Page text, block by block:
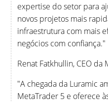
expertise do setor para
novos projetos mais
infraestrutura com mais
negócios com confiança."
Renat Fatkhullin, CEO da
"A chegada da Luramic
MetaTrader 5 e oferece